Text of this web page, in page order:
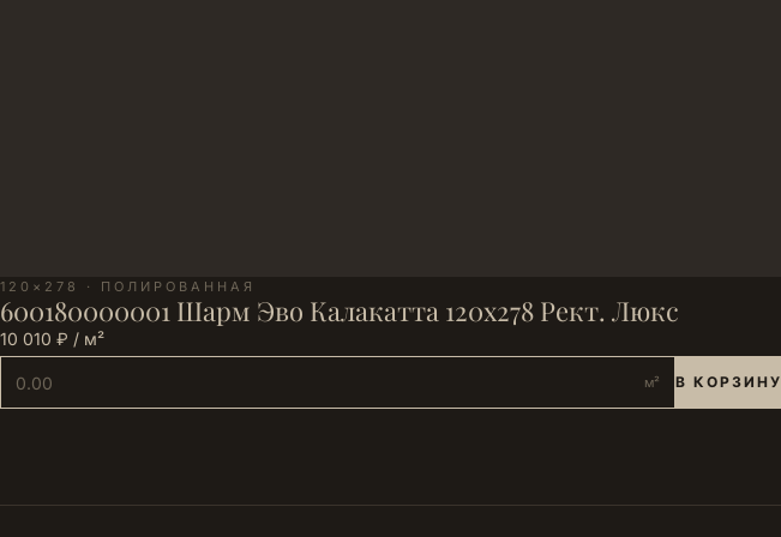
120×278 · ПОЛИРОВАННАЯ
600180000001 Шарм Эво Калакатта 120х278 Рект. Люкс
10 010 ₽ / м²
м² В КОРЗИНУ